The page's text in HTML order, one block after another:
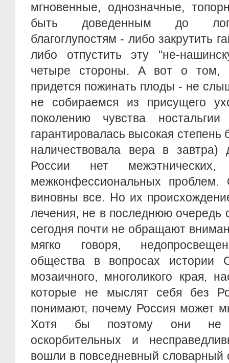
мгновенные, однозначные,
быть доведенным до
благоглупостям - либо закрутить
либо отпустить эту "не-
четыре стороны. А вот о том,
придется пожинать плоды - не
не собираемся из присущего
поколению чувства
гарантировалась высокая степень
наличествовала вера в завтра)
России нет
межконфессиональных
виновны все. Но их
лечения, не в последнюю очередь
сегодня почти не обращают
мягко говоря,
общества в вопросах истории
мозаичного, многоликого края,
которые не мыслят себя без
понимают, почему Россия может
Хотя бы поэтому они не
оскорбительных и
вошли в повседневный словарный